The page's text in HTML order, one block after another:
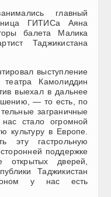
главный
ГИТИСа Аяна
балета Малика
Таджикистана
выступление
театра Камолиддин
выехал в дальнее
— то есть, по
заграничные
стало огромной
культуру в Европе.
эту гастрольную
поддержке
дверей,
Таджикистан
у нас есть